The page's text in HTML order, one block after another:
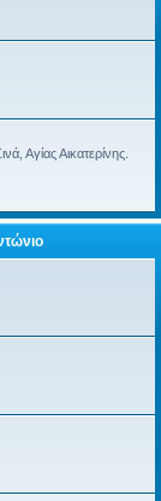
Αγίας Αικατερίνης.